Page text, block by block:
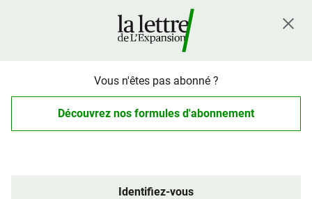
Vous n'êtes pas abonné ?
Découvrez nos formules d'abonnement
Identifiez-vous